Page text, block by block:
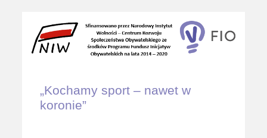
„Kochamy sport – nawet w
koronie”